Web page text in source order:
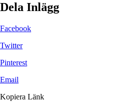
Dela Inlägg
Facebook
Twitter
Pinterest
Email
Kopiera Länk